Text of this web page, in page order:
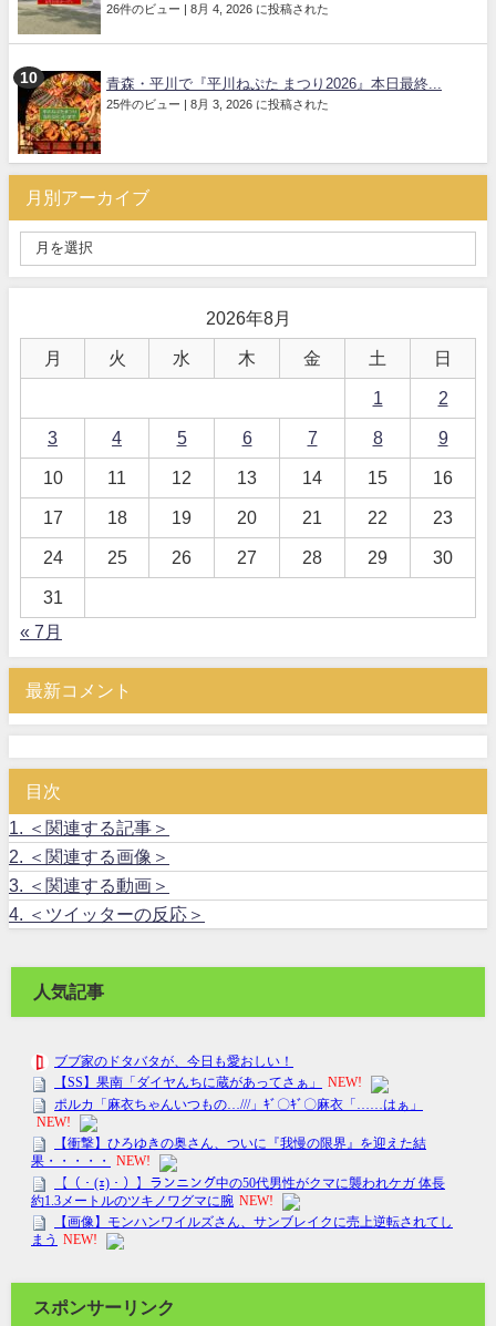
26件のビュー | 8月 4, 2026 に投稿された
青森・平川で『平川ねぷた まつり2026』本日最終...
25件のビュー | 8月 3, 2026 に投稿された
月別アーカイブ
2026年8月
月 火 水 木 金 土 日
1 2
3 4 5 6 7 8 9
10 11 12 13 14 15 16
17 18 19 20 21 22 23
24 25 26 27 28 29 30
31
« 7月
最新コメント
目次
1. ＜関連する記事＞
2. ＜関連する画像＞
3. ＜関連する動画＞
4. ＜ツイッターの反応＞
人気記事
スポンサーリンク